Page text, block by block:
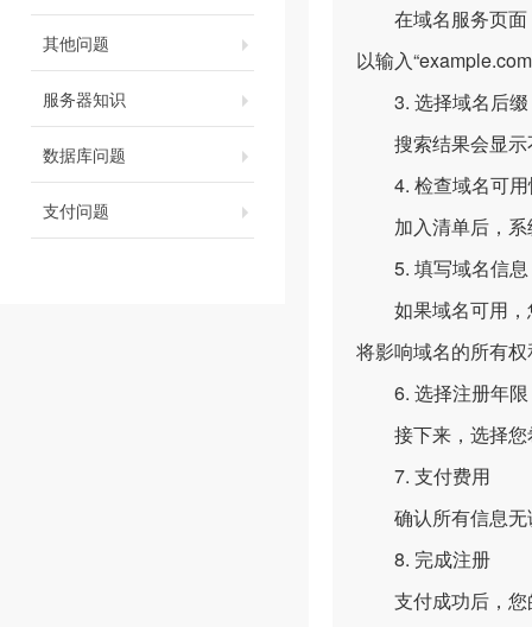
其他问题
服务器知识
数据库问题
支付问题
在域名服务页面
以输入
3. 选择域名后缀
搜索结果会显示
4. 检查域名可用
加入清单后，系
5. 填写域名信息
如果域名可用，
将影响域名的所有
6. 选择注册年限
接下来，选择您
7. 支付费用
确认所有信息无
8. 完成注册
支付成功后，您